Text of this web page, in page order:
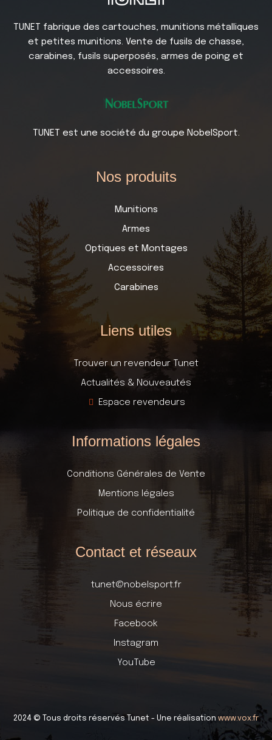
TUNET fabrique des cartouches, munitions métalliques
et petites munitions. Vente de fusils de chasse,
carabines, fusils superposés, armes de poing et
accessoires.
TUNET est une société du groupe NobelSport.
Nos produits
Munitions
Armes
Optiques et Montages
Accessoires
Carabines
Liens utiles
Trouver un revendeur Tunet
Actualités & Nouveautés
Espace revendeurs
Informations légales
Conditions Générales de Vente
Mentions légales
Politique de confidentialité
Contact et réseaux
tunet@nobelsport.fr
Nous écrire
Facebook
Instagram
YouTube
2024 © Tous droits réservés Tunet - Une réalisation www.vox.fr